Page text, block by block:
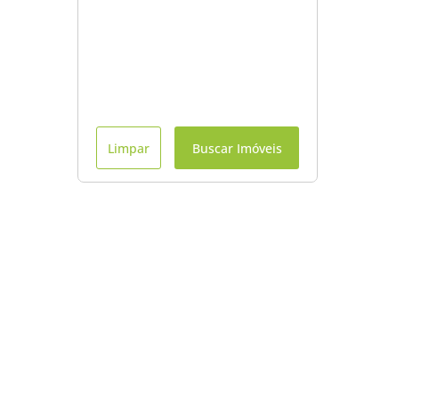
Limpar Buscar Imóveis